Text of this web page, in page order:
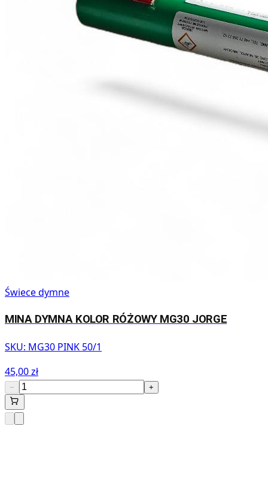
Świece dymne
MINA DYMNA KOLOR RÓŻOWY MG30 JORGE
SKU: MG30 PINK 50/1
45,00 zł
− +